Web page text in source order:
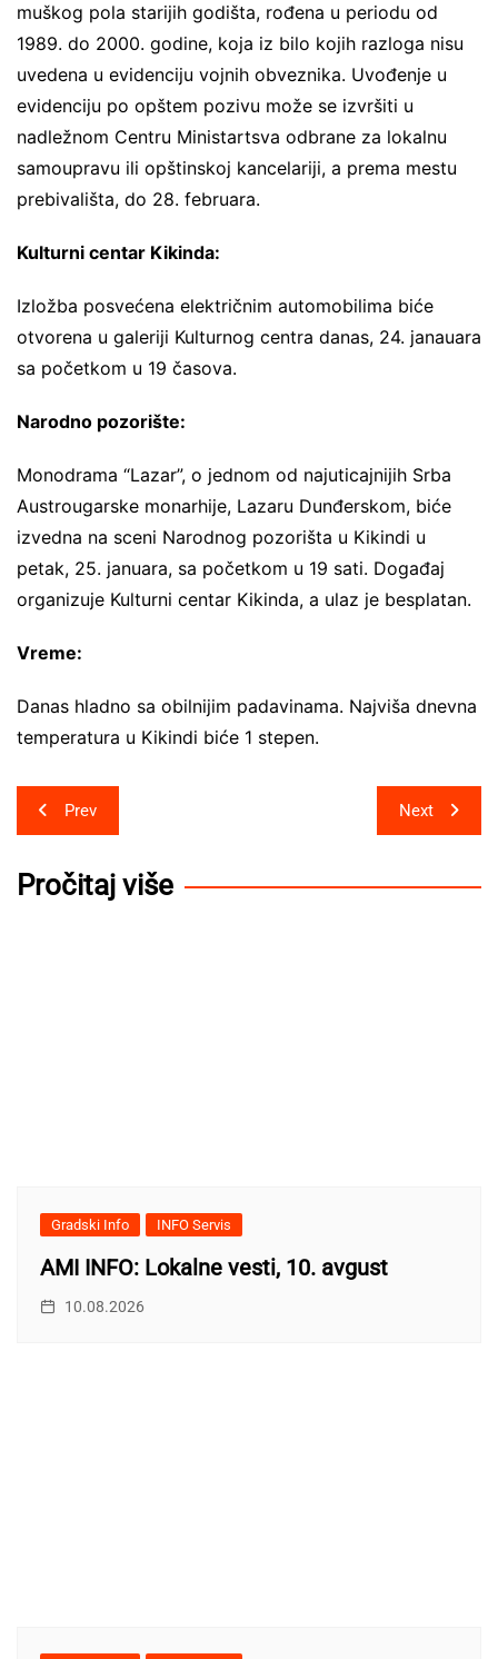
muškog pola starijih godišta, rođena u periodu od
1989. do 2000. godine, koja iz bilo kojih razloga nisu
uvedena u evidenciju vojnih obveznika. Uvođenje u
evidenciju po opštem pozivu može se izvršiti u
nadležnom Centru Ministartsva odbrane za lokalnu
samoupravu ili opštinskoj kancelariji, a prema mestu
prebivališta, do 28. februara.
Kulturni centar Kikinda:
Izložba posvećena električnim automobilima biće
otvorena u galeriji Kulturnog centra danas, 24. janauara
sa početkom u 19 časova.
Narodno pozorište:
Monodrama “Lazar”, o jednom od najuticajnijih Srba
Austrougarske monarhije, Lazaru Dunđerskom, biće
izvedna na sceni Narodnog pozorišta u Kikindi u
petak, 25. januara, sa početkom u 19 sati. Događaj
organizuje Kulturni centar Kikinda, a ulaz je besplatan.
Vreme:
Danas hladno sa obilnijim padavinama. Najviša dnevna
temperatura u Kikindi biće 1 stepen.
Post
navigation
Prev Next
Pročitaj više
Gradski Info INFO Servis
AMI INFO: Lokalne vesti, 10. avgust
10.08.2026